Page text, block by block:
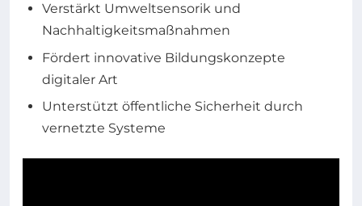
Verstärkt Umweltsensorik und
Nachhaltigkeitsmaßnahmen
Fördert innovative Bildungskonzepte
digitaler Art
Unterstützt öffentliche Sicherheit durch
vernetzte Systeme